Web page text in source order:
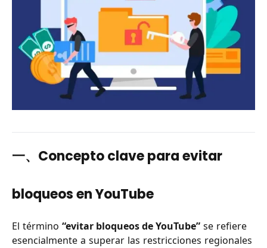
一、Concepto clave para evitar
bloqueos en YouTube
El término “evitar bloqueos de YouTube” se refiere
esencialmente a superar las restricciones regionales